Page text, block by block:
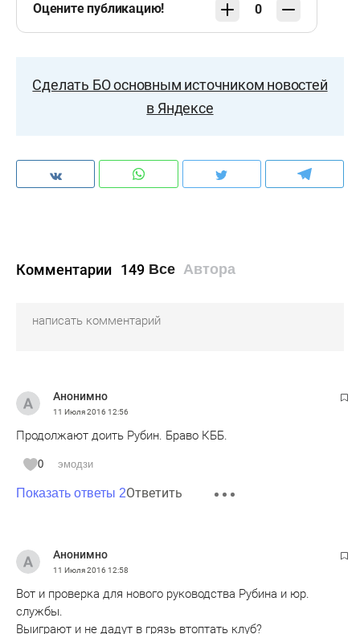
Оцените публикацию! 0
Сделать БО основным источником новостей
в Яндексе
Комментарии 149 Все Автора
Анонимно
11 Июля 2016 12:56
Продолжают доить Рубин. Браво КББ.
0 эмодзи
Показать ответы 2Ответить
Анонимно
11 Июля 2016 12:58
Вот и проверка для нового руководства Рубина и юр.
службы.
Выиграют и не дадут в грязь втоптать клуб?